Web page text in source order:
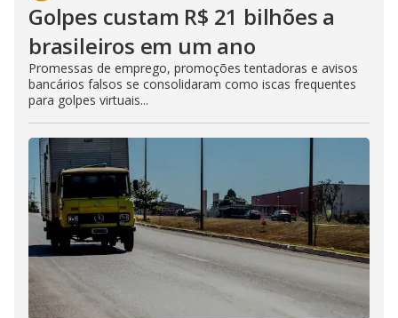
Golpes custam R$ 21 bilhões a
brasileiros em um ano
Promessas de emprego, promoções tentadoras e avisos
bancários falsos se consolidaram como iscas frequentes
para golpes virtuais...